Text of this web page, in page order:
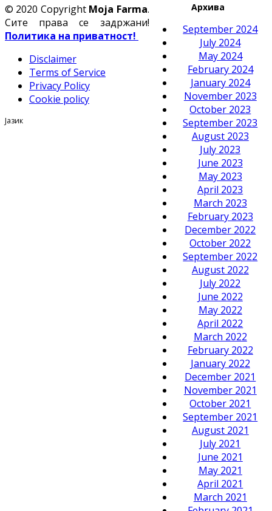
Архива
September 2024
July 2024
May 2024
February 2024
January 2024
November 2023
October 2023
September 2023
August 2023
July 2023
June 2023
May 2023
April 2023
March 2023
February 2023
December 2022
October 2022
September 2022
August 2022
July 2022
June 2022
May 2022
April 2022
March 2022
February 2022
January 2022
December 2021
November 2021
October 2021
September 2021
August 2021
July 2021
June 2021
May 2021
April 2021
March 2021
© 2020 Copyright Moja Farma.
Сите права се задржани!
Политика на приватност!
Disclaimer
Terms of Service
Privacy Policy
Cookie policy
Јазик